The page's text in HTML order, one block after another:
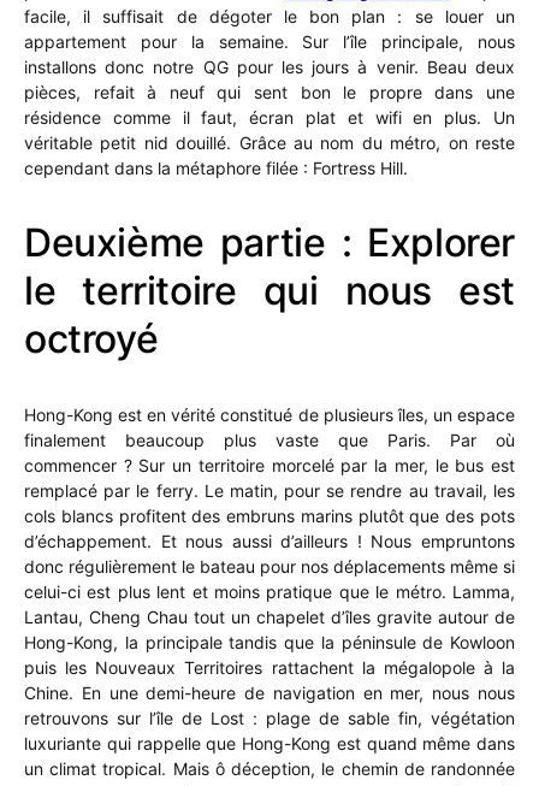
facile, il suffisait de dégoter le bon plan : se louer un
appartement pour la semaine. Sur l’île principale, nous
installons donc notre QG pour les jours à venir. Beau deux
pièces, refait à neuf qui sent bon le propre dans une
résidence comme il faut, écran plat et wifi en plus. Un
véritable petit nid douillé. Grâce au nom du métro, on reste
cependant dans la métaphore filée : Fortress Hill.
Deuxième partie : Explorer
le territoire qui nous est
octroyé
Hong-Kong est en vérité constitué de plusieurs îles, un espace
finalement beaucoup plus vaste que Paris. Par où
commencer ? Sur un territoire morcelé par la mer, le bus est
remplacé par le ferry. Le matin, pour se rendre au travail, les
cols blancs profitent des embruns marins plutôt que des pots
d’échappement. Et nous aussi d’ailleurs ! Nous empruntons
donc régulièrement le bateau pour nos déplacements même si
celui-ci est plus lent et moins pratique que le métro. Lamma,
Lantau, Cheng Chau tout un chapelet d’îles gravite autour de
Hong-Kong, la principale tandis que la péninsule de Kowloon
puis les Nouveaux Territoires rattachent la mégalopole à la
Chine. En une demi-heure de navigation en mer, nous nous
retrouvons sur l’île de Lost : plage de sable fin, végétation
luxuriante qui rappelle que Hong-Kong est quand même dans
un climat tropical. Mais ô déception, le chemin de randonnée